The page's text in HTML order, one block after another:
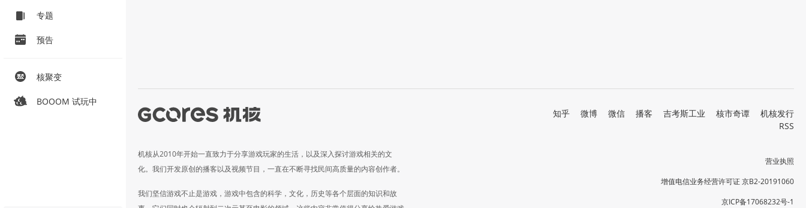
专题
预告
核聚变
BOOOM 试玩中
机核从2010年开始一直致力于分享游戏玩家的生活，以及深入探讨游戏相关的文
化。我们开发原创的播客以及视频节目，一直在不断寻找民间高质量的内容创作者。
我们坚信游戏不止是游戏，游戏中包含的科学，文化，历史等各个层面的知识和故
知乎 微博 微信 播客 吉考斯工业 核市奇谭
机核发行
RSS
营业执照
增值电信业务经营许可证 京B2-20191060
京ICP备17068232号-1